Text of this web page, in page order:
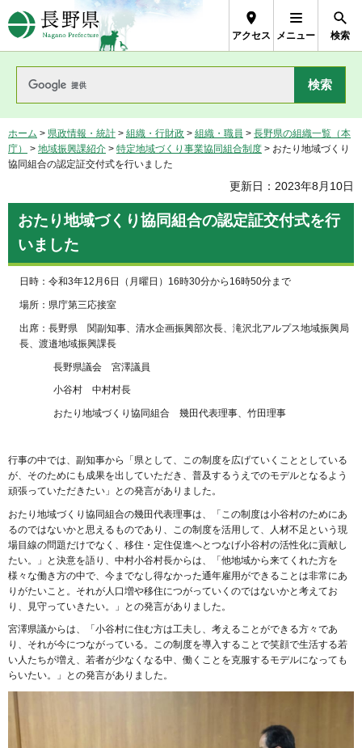
長野県Nagano Prefecture
アクセス メニュー 検索
ホーム > 県政情報・統計 > 組織・行財政 > 組織・職員 > 長野県の組織一覧（本
庁）
> 地域振興課紹介 > 特定地域づくり事業協同組合制度 > おたり地域づくり
協同組合の認定証交付式を行いました
更新日：2023年8月10日
おたり地域づくり協同組合の認定証交付式を行
いました
日時：令和3年12月6日（月曜日）16時30分から16時50分まで
場所：県庁第三応接室
出席：長野県 関副知事、清水企画振興部次長、滝沢北アルプス地域振興局
長、渡邉地域振興課長
長野県議会 宮澤議員
小谷村 中村村長
おたり地域づくり協同組合 幾田代表理事、竹田理事
行事の中では、副知事から「県として、この制度を広げていくこととしている
が、そのためにも成果を出していただき、普及するうえでのモデルとなるよう
頑張っていただきたい」との発言がありました。
おたり地域づくり協同組合の幾田代表理事は、「この制度は小谷村のためにあ
るのではないかと思えるものであり、この制度を活用して、人材不足という現
場目線の問題だけでなく、移住・定住促進へとつなげ小谷村の活性化に貢献し
たい。」と決意を語り、中村小谷村長からは、「他地域から来てくれた方を
様々な働き方の中で、今までなし得なかった通年雇用ができることは非常にあ
りがたいこと。それが人口増や移住につがっていくのではないかと考えてお
り、見守っていきたい。」との発言がありました。
宮澤県議からは、「小谷村に住む方は工夫し、考えることができる方々であ
り、それが今につながっている。この制度を導入することで笑顔で生活する若
い人たちが増え、若者が少なくなる中、働くことを克服するモデルになっても
らいたい。」との発言がありました。